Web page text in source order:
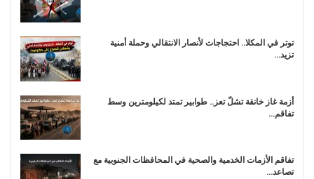
توتر في المكلا.. احتجاجات لأنصار الانتقالي وحملة أمنية
تزيد…
أزمة غاز خانقة تشلّ تعز.. طوابير تمتد لكيلومترين وسط
تفاقم…
تفاقم الأزمات الخدمية والصحية في المحافظات الجنوبية مع
تصاعد…